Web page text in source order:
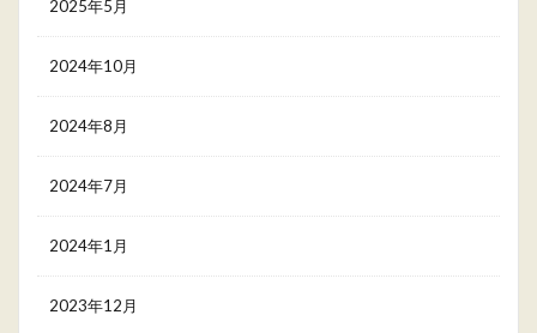
2025年5月
2024年10月
2024年8月
2024年7月
2024年1月
2023年12月